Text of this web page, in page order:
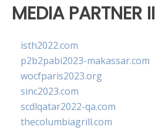
MEDIA PARTNER II
isth2022.com
p2b2pabi2023-makassar.com
wocfparis2023.org
sinc2023.com
scdlqatar2022-qa.com
thecolumbiagrill.com